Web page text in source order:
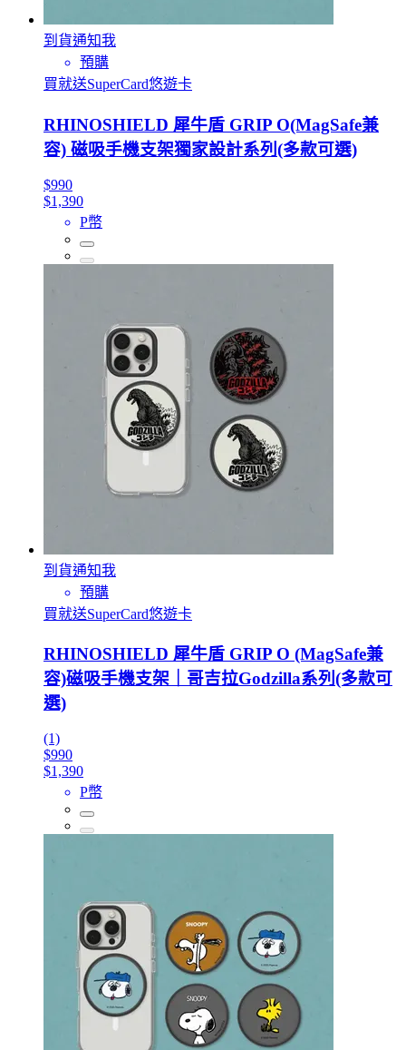
到貨通知我
預購
買就送SuperCard悠遊卡
RHINOSHIELD 犀牛盾 GRIP O(MagSafe兼
容) 磁吸手機支架獨家設計系列(多款可選)
$990
$1,390
P幣
到貨通知我
預購
買就送SuperCard悠遊卡
RHINOSHIELD 犀牛盾 GRIP O (MagSafe兼
容)磁吸手機支架｜哥吉拉Godzilla系列(多款可
選)
(1)
$990
$1,390
P幣